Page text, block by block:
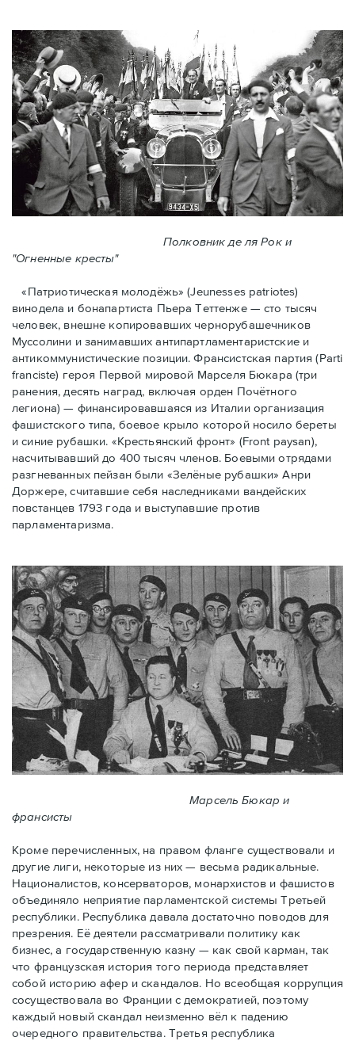
Полковник де ля Рок и
"Огненные кресты"
«Патриотическая молодёжь» (Jeunesses patriotes)
винодела и бонапартиста Пьера Тeттенже — cто тысяч
человек, внешне копировавших чернорубашечников
Муссолини и занимавших антипартламентаристские и
антикоммунистические позиции. Франсистская партия (Parti
franciste) героя Первой мировой Марселя Бюкара (три
ранения, десять наград, включая орден Почётного
легиона) — финансировавшаяся из Италии организация
фашистского типа, боевое крыло которой носило береты
и синие рубашки. «Крестьянский фронт» (Front paysan),
насчитывавший до 400 тысяч членов. Боевыми отрядами
разгневанных пейзан были «Зелёные рубашки» Анри
Доржере, считавшие себя наследниками вандейских
повстанцев 1793 года и выступавшие против
парламентаризма.
Марсель Бюкар и
франсисты
Кроме перечисленных, на правом фланге существовали и
другие лиги, некоторые из них — весьма радикальные.
Националистов, консерваторов, монархистов и фашистов
объединяло неприятие парламентской системы Третьей
республики. Республика давала достаточно поводов для
презрения. Её деятели рассматривали политику как
бизнес, а государственную казну — как свой карман, так
что французская история того периода представляет
собой историю афер и скандалов. Но всеобщая коррупция
сосуществовала во Франции с демократией, поэтому
каждый новый скандал неизменно вёл к падению
очередного правительства. Третья республика